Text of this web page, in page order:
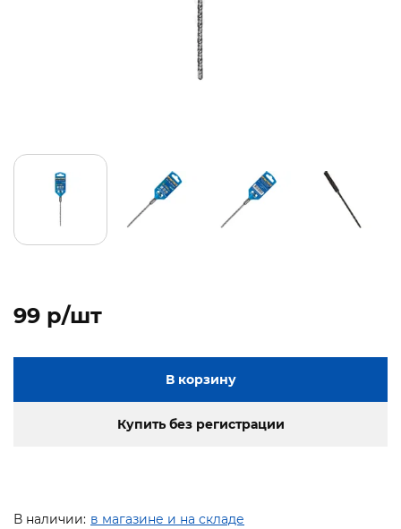
99 p/шт
В корзину
Купить без регистрации
В наличии: в магазине и на складе